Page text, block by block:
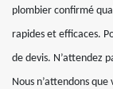
plombier confirmé
rapides et efficaces.
de devis. N’attendez
Nous n’attendons